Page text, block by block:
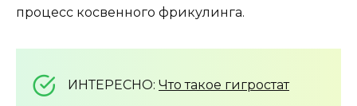
процесс косвенного фрикулинга.
ИНТЕРЕСНО: Что такое гигростат